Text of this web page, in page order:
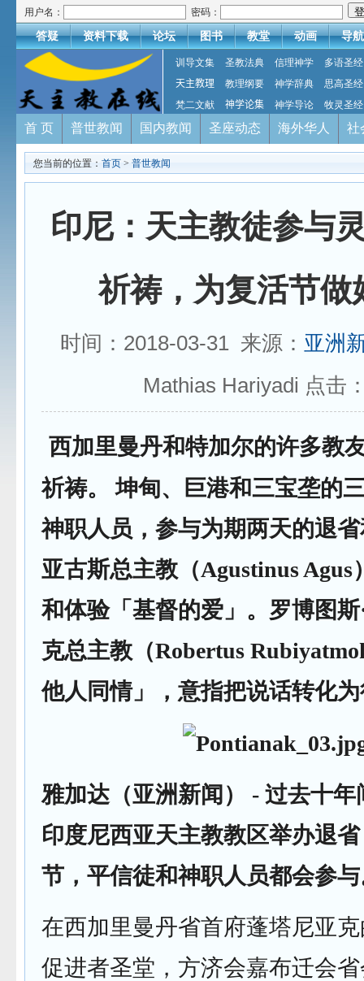
用户名： 密码：
答疑 资料下载 论坛 图书 教堂 动画 导航
训导文集 圣教法典 信理神学
多语圣经
天主教理
教理纲要 神学辞典
思高圣经
梵二文献
神学论集 神学导论 牧灵圣经
首 页 普世教闻 国内教闻 圣座动态 海外华人 社
您当前的位置： 首页 > 普世教闻
印尼：天主教徒参与
祈祷，为复活节做
时间：2018-03-31 来源： 亚洲
Mathias Hariyadi 点击
西加里曼丹和特加尔的许多教
祈祷。 坤甸、巨港和三宝垄的
神职人员，参与为期两天的退
亚古斯总主教（Agustinus Agus
和体验「基督的爱」。罗博图斯
克总主教（Robertus
他人同情」，意指把说话转化
雅加达（亚洲新闻） - 过去十年
印度尼西亚天主教教区举办退
节，平信徒和神职人员都会参
在西加里曼丹省首府蓬塔尼亚
促进者圣堂，方济会嘉布迁会